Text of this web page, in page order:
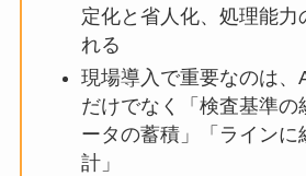
定化と省人化、処理能力
れる
現場導入で重要なのは、
だけでなく「検査基準の
ータの蓄積」「ラインに
計」